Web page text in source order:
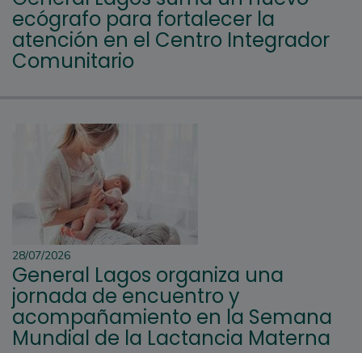
ecógrafo para fortalecer la
atención en el Centro Integrador
Comunitario
28/07/2026
General Lagos organiza una
jornada de encuentro y
acompañamiento en la Semana
Mundial de la Lactancia Materna